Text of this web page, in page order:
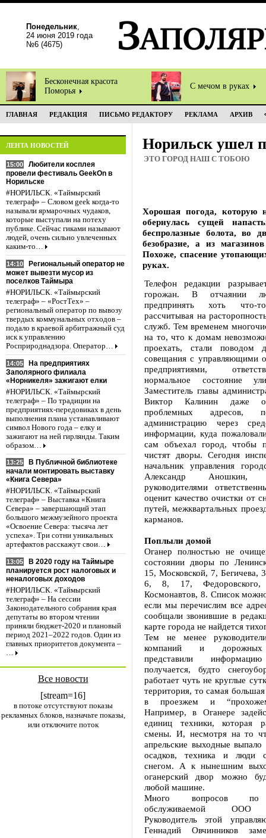
Понедельник,
24 июня 2019 года
№6 (4675)
Бесконечная красота
Поморья
С мечом в руках
ГЛАВНАЯ РЕДАКЦИЯ ПИСЬМО РЕДАКТОРУ РЕКЛАМА АРХИВ
ЛЕНТА НОВОСТЕЙ
15:00
Любители косплея
провели фестиваль GeekOn в
Норильске
#НОРИЛЬСК. «Таймырский
телеграф» – Словом geek когда-то
называли ярмарочных чудаков,
которые выступали на потеху
публике. Сейчас гиками называют
людей, очень сильно увлеченных
каким-то…
14:10
Региональный оператор не
может вывезти мусор из
поселков Таймыра
#НОРИЛЬСК. «Таймырский
телеграф» – «РостТех» –
региональный оператор по вывозу
твердых коммунальных отходов –
подало в краевой арбитражный суд
иск к управлению
Росприроднадзора. Оператор…
14:05
На предприятиях
Заполярного филиала
«Норникеля» зажигают елки
#НОРИЛЬСК. «Таймырский
телеграф» – По традиции на
предприятиях-передовиках в день
выполнения плана устанавливают
символ Нового года – елку и
зажигают на ней гирлянды. Таким
образом…
13:25
В Публичной библиотеке
начали монтировать выставку
«Книга Севера»
#НОРИЛЬСК. «Таймырский
телеграф» – Выставка «Книга
Севера» – завершающий этап
большого межмузейного проекта
«Освоение Севера: тысяча лет
успеха». Три сотни уникальных
артефактов расскажут свои…
13:05
В 2020 году на Таймыре
планируется рост налоговых и
неналоговых доходов
#НОРИЛЬСК. «Таймырский
телеграф» – На сессии
Законодательного собрания края
депутаты во втором чтении
приняли бюджет-2020 и плановый
период 2021–2022 годов. Один из
главных приоритетов документа –
…
Все новости
[stream=16]
в потоке отсутствуют показы
рекламных блоков, назначьте показы,
или отключите поток
Норильск ушел
ЭТО ГОРОД НАШ С ТОБОЮ
Хорошая погода, которую
обернулась сущей
беспролазные болота, во
безобразие, а из
Похоже, спасение
руках.
Телефон редакции
горожан. В отчаянии
предпринять хоть
рассчитывая на
служб. Тем временем
на то, что к домам
проехать, стали поводом
совещания с управляющими
предприятиями,
нормальное состояние
Заместитель главы
Виктор Калинин даже
проблемных адресов,
администрацию через
информации, куда
сам объехал город, чтобы
чистят дворы. Сегодня
начальник управления
Александр
руководителями
оценит качество очистки от
путей, межквартальных
карманов.
Поплыли домой
Оганер полностью не
состоянии дворы по
15, Московской, 7, Бегичева,
6, 8, 17,
Космонавтов, 8. Список
если мы перечислим все
сообщали звонившие в
карте города не найдется
Тем не менее
компаний и дорожных
представили
получается, будто
работает чуть не круглые
территория, то самая большая
в проезжем и
Например, в Оганере
единиц техники, которая
смены. И, несмотря на то
апрельские выходные
осадков, техника и люди
снегом. А к нынешним
оганерский двор можно
любой машине.
Много вопросов по
обслуживаемой ООО
Руководитель этой
Геннадий Овчинников